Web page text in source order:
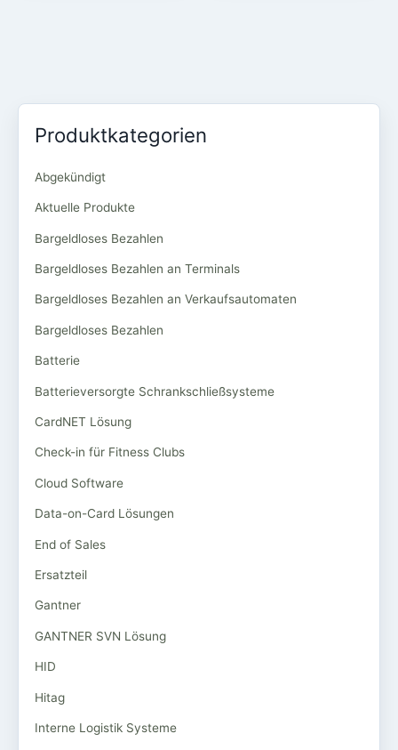
Produktkategorien
Abgekündigt
Aktuelle Produkte
Bargeldloses Bezahlen
Bargeldloses Bezahlen an Terminals
Bargeldloses Bezahlen an Verkaufsautomaten
Bargeldloses Bezahlen
Batterie
Batterieversorgte Schrankschließsysteme
CardNET Lösung
Check-in für Fitness Clubs
Cloud Software
Data-on-Card Lösungen
End of Sales
Ersatzteil
Gantner
GANTNER SVN Lösung
HID
Hitag
Interne Logistik Systeme